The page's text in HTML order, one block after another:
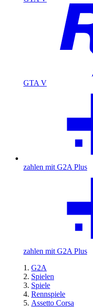
GTA V
zahlen mit G2A Plus
zahlen mit G2A Plus
G2A
Spielen
Spiele
Rennspiele
Assetto Corsa